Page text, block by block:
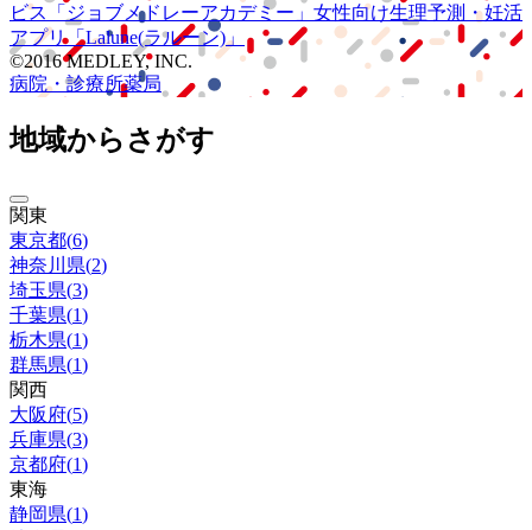
ビス
「ジョブメドレーアカデミー」 女性向け生理予測・妊活
アプリ「Lalune(ラルーン)」
©2016 MEDLEY, INC.
病院・診療所薬局
地域からさがす
関東
東京都(6)
神奈川県(2)
埼玉県(3)
千葉県(1)
栃木県(1)
群馬県(1)
関西
大阪府(5)
兵庫県(3)
京都府(1)
東海
静岡県(1)